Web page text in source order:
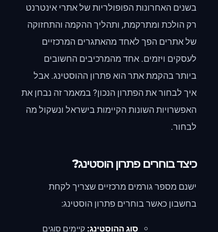
בשנים האחרונות הפופולריות של אתרי אינטרנט
רק הולכת ומתרקמת, ותהליך ההקמה והתחזוקה
של אתרים הפך לאחד מהאתגרים המרכזיים
לעסקים ויזמים. אחד מהמרכיבים החשובים
ביותר בהקמת אתר הוא פתרון ההוסטינג. אבל
איך לבחור את הפתרון הנכון? במאמר זה נבחן את
האפשרויות השונות הקיימות בישראל ונשקול מה
לבחור.
כיצד בוחרים פתרון הוסטינג?
ישנם מספר גורמים מרכזיים שצריך לקחת
בחשבון כאשר בוחרים פתרון הוסטינג:
סוג ההוסטינג: קיימים סוגים